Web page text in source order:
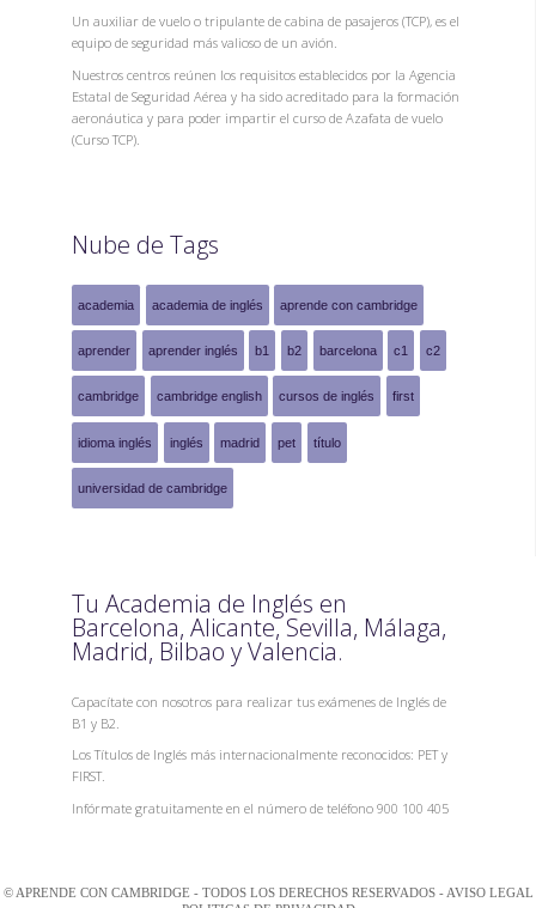
Un auxiliar de vuelo o tripulante de cabina de pasajeros (TCP), es el
equipo de seguridad más valioso de un avión.
Nuestros centros reúnen los requisitos establecidos por la Agencia
Estatal de Seguridad Aérea y ha sido acreditado para la formación
aeronáutica y para poder impartir el curso de Azafata de vuelo
(Curso TCP).
Nube de Tags
academia academia de inglés aprende con cambridge
aprender aprender inglés b1 b2 barcelona c1 c2
cambridge cambridge english cursos de inglés first
idioma inglés inglés madrid pet título
universidad de cambridge
Tu Academia de Inglés en
Barcelona, Alicante, Sevilla, Málaga,
Madrid, Bilbao y Valencia.
Capacítate con nosotros para realizar tus exámenes de Inglés de
B1 y B2.
Los Títulos de Inglés más internacionalmente reconocidos: PET y
FIRST.
Infórmate gratuitamente en el número de teléfono 900 100 405
© APRENDE CON CAMBRIDGE - TODOS LOS DERECHOS RESERVADOS - AVISO LEGAL